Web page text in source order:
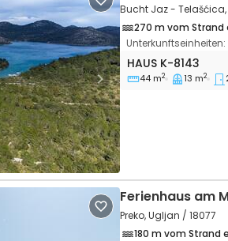
Next
Bucht Jaz - Telašćica,
270 m vom
Unterkunftseinheiten:
2-Zimmer-Haus
HAUS K-8143
44 m2 13 m2
Ferienhaus am
Preko, Ugljan / 18077
180 m vom Strand